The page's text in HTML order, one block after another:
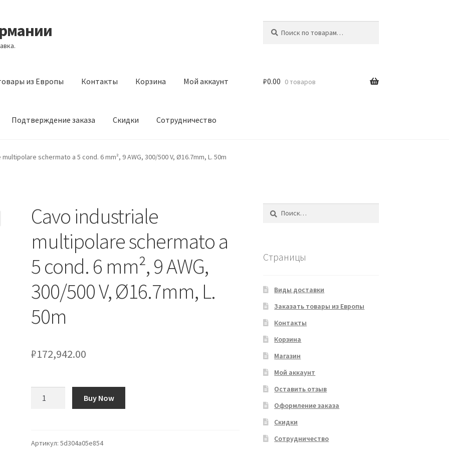
из Европы Контакты Корзина Мой аккаунт
Подтверждение заказа Скидки Сотрудничество
Контакты КорзинаМой аккаунт Оставить отзыв
₽0.00 0 товаров
schermato a 5 cond. 6 mm², 9 AWG, 300/500 V, Ø16.7mm, L. 50m
Cavo industriale
multipolare schermato a
5 cond. 6 mm², 9 AWG,
300/500 V, Ø16.7mm, L.
50m
₽172,942.00
multipolare
Buy Now
Артикул:5d304a05e854
Страницы
Виды доставки
Заказать товары из Европы
Контакты
Корзина
Магазин
Мой аккаунт
Оставить отзыв
Оформление заказа
Скидки
Сотрудничество